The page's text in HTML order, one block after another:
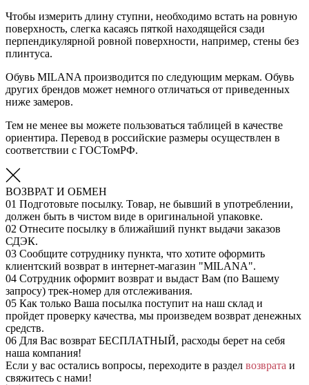
Чтобы измерить длину ступни, необходимо встать на ровную
поверхность, слегка касаясь пяткой находящейся сзади
перпендикулярной ровной поверхности, например, стены без
плинтуса.
Обувь MILANA производится по следующим меркам. Обувь
других брендов может немного отличаться от приведенных
ниже замеров.
Тем не менее вы можете пользоваться таблицей в качестве
ориентира. Перевод в российские размеры осуществлен в
соответствии с ГОСТомРФ.
ВОЗВРАТ И ОБМЕН
01 Подготовьте посылку. Товар, не бывший в употреблении,
должен быть в чистом виде в оригинальной упаковке.
02 Отнесите посылку в ближайший пункт выдачи заказов
СДЭК.
03 Сообщите сотруднику пункта, что хотите оформить
клиентский возврат в интернет-магазин "MILANA".
04 Сотрудник оформит возврат и выдаст Вам (по Вашему
запросу) трек-номер для отслеживания.
05 Как только Ваша посылка поступит на наш склад и
пройдет проверку качества, мы произведем возврат денежных
средств.
06 Для Вас возврат БЕСПЛАТНЫЙ, расходы берет на себя
наша компания!
Если у вас остались вопросы, переходите в раздел возврата и
свяжитесь с нами!